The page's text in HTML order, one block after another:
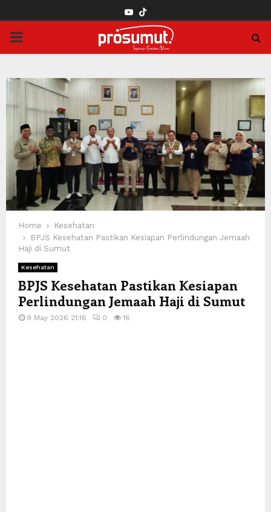
YOUTUBE
PRIMARY
Home
Kesehatan
BPJS Kesehatan Pastikan Kesiapan Perlindungan Jemaah
Haji di Sumut
Kesehatan
BPJS Kesehatan Pastikan Kesiapan
Perlindungan Jemaah Haji di Sumut
9 May 2026 21:16 0 16